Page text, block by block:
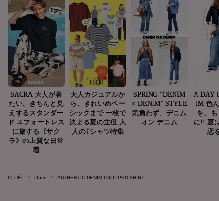
CLUÉL Outer AUTHENTIC DENIM CROPPED SHIRT